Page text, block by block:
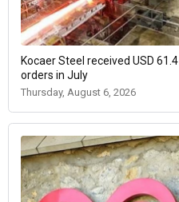
Kocaer Steel received USD
orders in July
Thursday, August 6, 2026